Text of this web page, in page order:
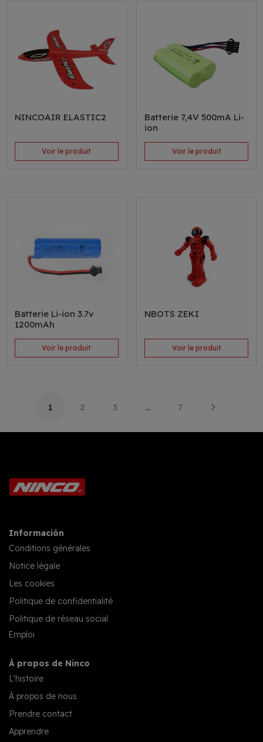
NINCOAIR ELASTIC2
Voir le produit
Batterie 7,4V 500mA Li-
ion
Voir le produit
Batterie Li-ion 3.7v
1200mAh
Voir le produit
NBOTS ZEKI
Voir le produit
1 2 3 … 7
Información
Conditions générales
Notice légale
Les cookies
Politique de confidentialité
Politique de réseau social
Emploi
À propos de Ninco
L'histoire
À propos de nous
Prendre contact
Apprendre